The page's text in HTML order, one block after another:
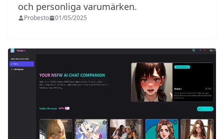
och personliga varumärken.
Probesto 01/05/2025